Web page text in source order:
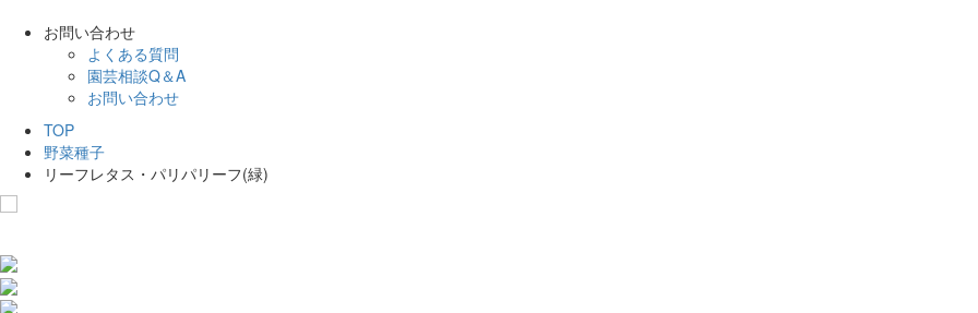
お問い合わせ
よくある質問
園芸相談Q＆A
お問い合わせ
TOP
野菜種子
リーフレタス・パリパリーフ(緑)